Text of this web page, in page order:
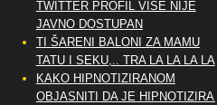
TWITTER PROFIL VIŠE NIJE
JAVNO DOSTUPAN
TI ŠARENI BALONI ZA MAMU
TATU I SEKU,.. TRA LA LA LA LA
KAKO HIPNOTIZIRANOM
OBJASNITI DA JE HIPNOTIZIRAN